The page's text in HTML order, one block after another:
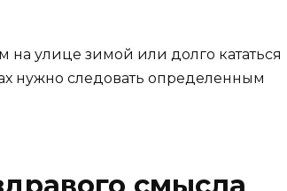
на улице зимой или долго кататься
нужно следовать определенным